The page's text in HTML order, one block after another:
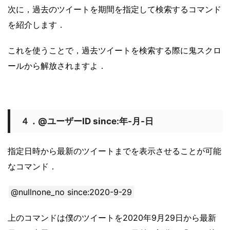
次に，過去のツイートを期間を指定して検索するコマンド
を紹介します．
これを使うことで，過去ツイートを検索する際に鬼スクロ
ールから解放されますよ．
４．@ユーザーID since:年-月-日
指定日時から最新のツイートまでを表示させることが可能
なコマンド．
@nullnone_no since:2020-9-29
上のコマンドは僕のツイートを2020年9月29日から最新